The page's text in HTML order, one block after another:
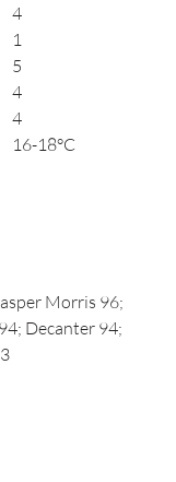
4
1
5
4
4
16-18°C
Morris 96;
Decanter 94;